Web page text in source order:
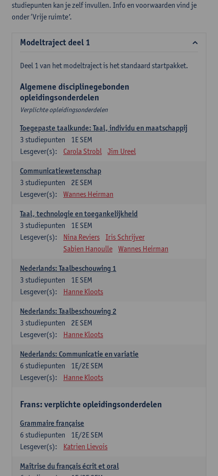
studiepunten kan je zelf invullen. Info en voorwaarden vind je
onder ‘Vrije ruimte’.
Modeltraject deel 1
Deel 1 van het modeltraject is het standaard startpakket.
Algemene disciplinegebonden
opleidingsonderdelen
Verplichte opleidingsonderdelen
Toegepaste taalkunde: Taal, individu en maatschappij
1E SEM
3 studiepunten
Lesgever(s):
Carola Strobl Jim Ureel
Communicatiewetenschap
2E SEM
3 studiepunten
Lesgever(s):
Wannes Heirman
Taal, technologie en toegankelijkheid
1E SEM
3 studiepunten
Lesgever(s):
Nina Reviers
Iris Schrijver
Sabien Hanoulle
Wannes Heirman
Nederlands: Taalbeschouwing 1
1E SEM
3 studiepunten
Lesgever(s):
Hanne Kloots
Nederlands: Taalbeschouwing 2
2E SEM
3 studiepunten
Lesgever(s):
Hanne Kloots
Nederlands: Communicatie en variatie
1E/2E SEM
6 studiepunten
Lesgever(s):
Hanne Kloots
Frans: verplichte opleidingsonderdelen
Grammaire française
1E/2E SEM
6 studiepunten
Lesgever(s):
Katrien Lievois
Maîtrise du français écrit et oral